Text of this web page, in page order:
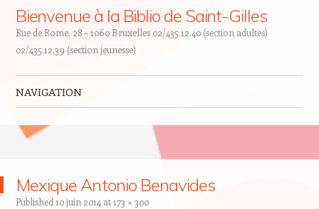
Bienvenue à la Biblio de Saint-Gilles
Rue de Rome, 28 – 1060 Bruxelles 02/435.12.40 (section adultes)
02/435.12.39 (section jeunesse)
NAVIGATION
Mexique Antonio Benavides
Published 10 juin 2014 at173 × 300